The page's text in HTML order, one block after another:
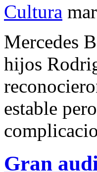
Cultura
Mercedes
hijos
estable
Gran